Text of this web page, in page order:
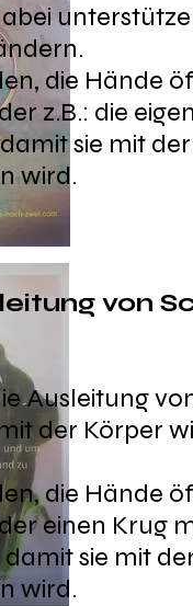
die Hände
z.B.: die
sie mit
wird.
von
Ausleitung
der Körper
die Hände
einen Krug
damit sie mit
wird.